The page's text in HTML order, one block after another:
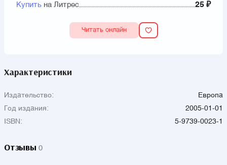
Купить на Литрес 25 ₽
Читать онлайн
Характеристики
Издательство:
Европа
Год издания:
2005-01-01
ISBN:
5-9739-0023-1
Отзывы 0